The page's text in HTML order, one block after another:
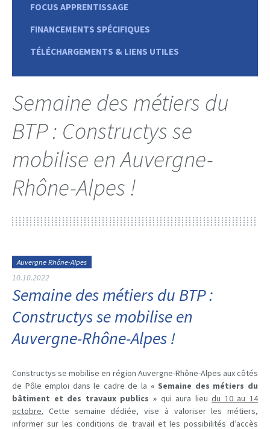
FOCUS APPRENTISSAGE
FINANCEMENTS SPÉCIFIQUES
TÉLÉCHARGEMENTS & LIENS UTILES
Semaine des métiers du
BTP : Constructys se
mobilise en Auvergne-
Rhône-Alpes !
Auvergne Rhône-Alpes
10.10.2022
Semaine des métiers du BTP :
Constructys se mobilise en
Auvergne-Rhône-Alpes !
Constructys se mobilise en région Auvergne-Rhône-Alpes aux côtés
de Pôle emploi dans le cadre de la « Semaine des métiers du
bâtiment et des travaux publics »qui aura lieudu 10 au 14
octobre. Cette semaine dédiée, vise à valoriser les métiers,
informer sur les conditions de travail et les possibilités d’accès